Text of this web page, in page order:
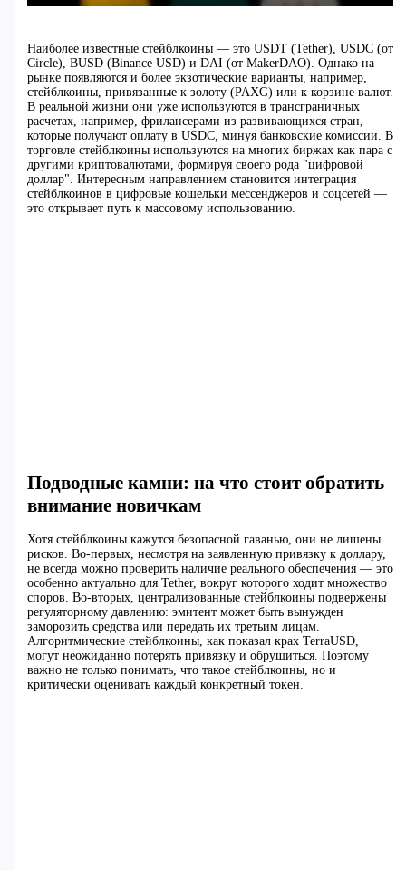
Наиболее известные стейблкоины — это USDT (Tether), USDC (от
Circle), BUSD (Binance USD) и DAI (от MakerDAO). Однако на
рынке появляются и более экзотические варианты, например,
стейблкоины, привязанные к золоту (PAXG) или к корзине валют.
В реальной жизни они уже используются в трансграничных
расчетах, например, фрилансерами из развивающихся стран,
которые получают оплату в USDC, минуя банковские комиссии. В
торговле стейблкоины используются на многих биржах как пара с
другими криптовалютами, формируя своего рода "цифровой
доллар". Интересным направлением становится интеграция
стейблкоинов в цифровые кошельки мессенджеров и соцсетей —
это открывает путь к массовому использованию.
Подводные камни: на что стоит обратить
внимание новичкам
Хотя стейблкоины кажутся безопасной гаванью, они не лишены
рисков. Во-первых, несмотря на заявленную привязку к доллару,
не всегда можно проверить наличие реального обеспечения — это
особенно актуально для Tether, вокруг которого ходит множество
споров. Во-вторых, централизованные стейблкоины подвержены
регуляторному давлению: эмитент может быть вынужден
заморозить средства или передать их третьим лицам.
Алгоритмические стейблкоины, как показал крах TerraUSD,
могут неожиданно потерять привязку и обрушиться. Поэтому
важно не только понимать, что такое стейблкоины, но и
критически оценивать каждый конкретный токен.